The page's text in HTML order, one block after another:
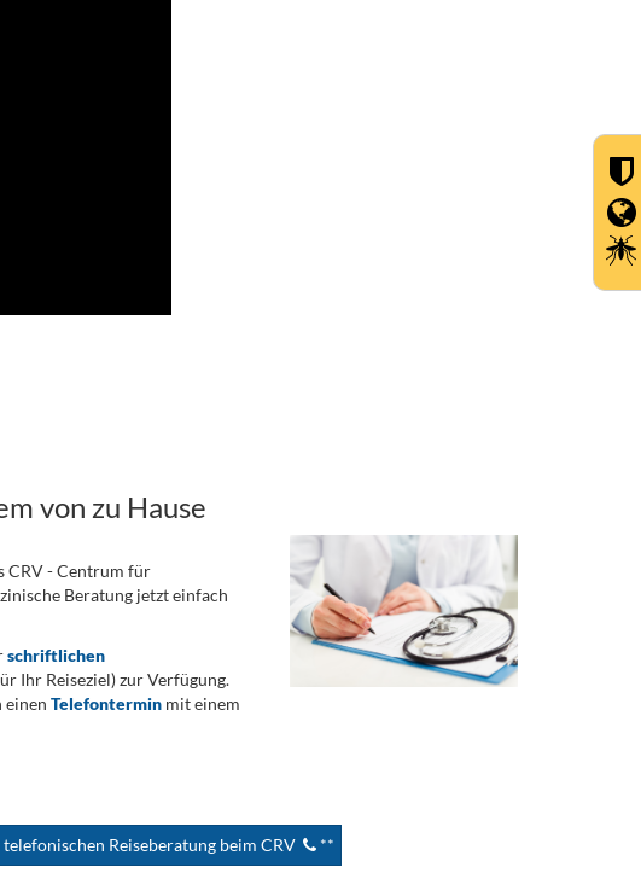
von zu Hause
CRV - Centrum für
Beratung jetzt einfach
schriftlichen
Ihr Reiseziel) zur Verfügung.
einen Telefonterminmit einem
Reiseberatung beim CRV **